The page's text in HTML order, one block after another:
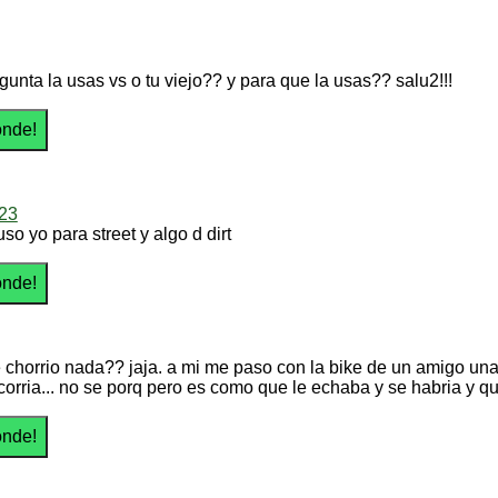
la usas vs o tu viejo?? y para que la usas?? salu2!!!
yo para street y algo d dirt
chorrio nada?? jaja. a mi me paso con la bike de un amigo
no se porq pero es como que le echaba y se habria y